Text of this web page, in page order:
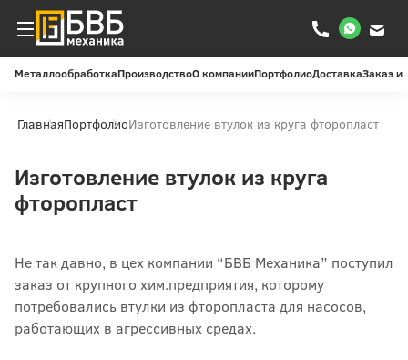
МеталлообработкаПроизводствоО компанииПортфолиоДоставкаЗаказ и
ГлавнаяПортфолиоИзготовление втулок из круга фторопласт
Изготовление втулок из круга
фторопласт
Не так давно, в цех компании “БВБ Механика” поступил
заказ от крупного хим.предприятия, которому
потребовались втулки из фторопласта для насосов,
работающих в агрессивных средах.